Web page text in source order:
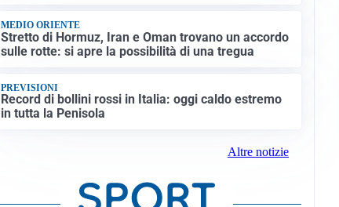
MEDIO ORIENTE
Stretto di Hormuz, Iran e Oman trovano un accordo
sulle rotte: si apre la possibilità di una tregua
PREVISIONI
Record di bollini rossi in Italia: oggi caldo estremo
in tutta la Penisola
Altre notizie